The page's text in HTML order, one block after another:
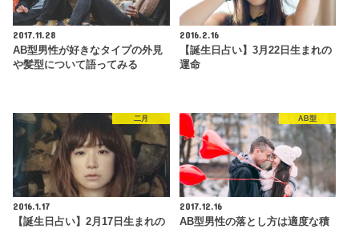
2017.11.28
AB型男性が好きなタイプの外見
や髪型について語ってみる
2016.2.16
【誕生日占い】3月22日生まれの
運命
二月
2016.1.17
【誕生日占い】2月17日生まれの
AB型
2017.12.16
AB型男性の落とし方は適度な積